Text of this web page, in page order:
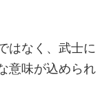
はなく、武士に
意味が込められ